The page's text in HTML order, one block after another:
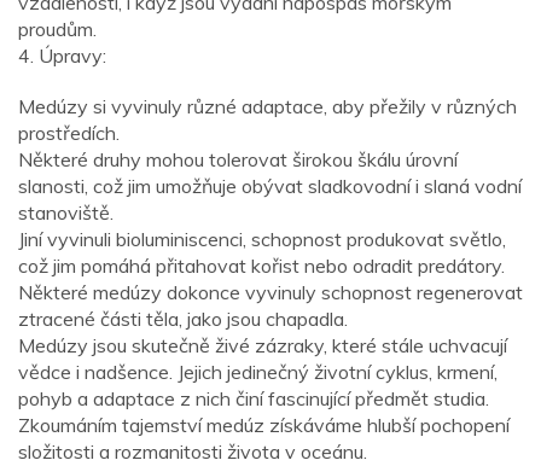
proudům.
4. Úpravy:
Medúzy si vyvinuly různé adaptace, aby přežily v různých
prostředích.
Některé druhy mohou tolerovat širokou škálu úrovní
slanosti, což jim umožňuje obývat sladkovodní i slaná vodní
stanoviště.
Jiní vyvinuli bioluminiscenci, schopnost produkovat světlo,
což jim pomáhá přitahovat kořist nebo odradit predátory.
Některé medúzy dokonce vyvinuly schopnost regenerovat
ztracené části těla, jako jsou chapadla.
Medúzy jsou skutečně živé zázraky, které stále uchvacují
vědce i nadšence. Jejich jedinečný životní cyklus, krmení,
pohyb a adaptace z nich činí fascinující předmět studia.
Zkoumáním tajemství medúz získáváme hlubší pochopení
složitosti a rozmanitosti života v oceánu.